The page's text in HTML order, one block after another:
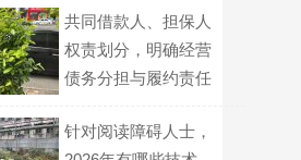
共同借款人、担保人
权责划分，明确经营
债务分担与履约责任
针对阅读障碍人士，